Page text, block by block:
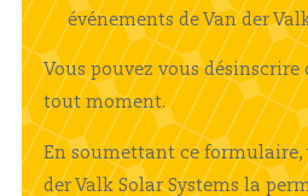
événements de Van der
Vous pouvez vous désinscrire
tout moment.
En soumettant ce formulaire,
der Valk Solar Systems la